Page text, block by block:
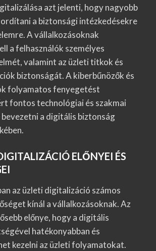
azt jelenti, hogy nagyobb
a biztonsági intézkedésekre
A vállalkozásoknak
a felhasználók személyes
valamint az üzleti titkok és
biztonságát. A kiberbűnözők és
folyamatos fenyegetést
fontos technológiai és szakmai
a digitális biztonság
ELŐNYEI ÉS
az üzleti digitalizáció számos
kínál a vállalkozásoknak. Az
előnye, hogy a digitális
hatékonyabban és
kezelni az üzleti folyamatokat.